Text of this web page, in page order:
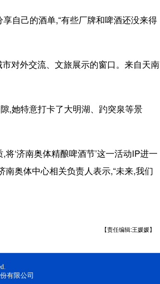
自己的酒单,“有些厂牌和啤酒还没来得
对外交流、文旅展示的窗口。来自天南
,她特意打卡了大明湖、趵突泉等景
‘济南奥体精酿啤酒节’这一活动IP进一
奥体中心相关负责人表示,“未来,我们
【责任编辑:王媛媛】
有限公司